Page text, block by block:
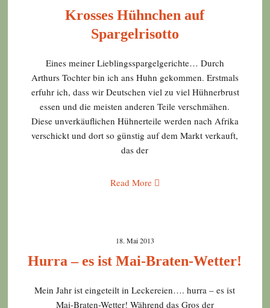
Krosses Hühnchen auf
Spargelrisotto
Eines meiner Lieblingsspargelgerichte… Durch
Arthurs Tochter bin ich ans Huhn gekommen. Erstmals
erfuhr ich, dass wir Deutschen viel zu viel Hühnerbrust
essen und die meisten anderen Teile verschmähen.
Diese unverkäuflichen Hühnerteile werden nach Afrika
verschickt und dort so günstig auf dem Markt verkauft,
das der
Read More
18. Mai 2013
Hurra – es ist Mai-Braten-Wetter!
Mein Jahr ist eingeteilt in Leckereien…. hurra – es ist
Mai-Braten-Wetter! Während das Gros der